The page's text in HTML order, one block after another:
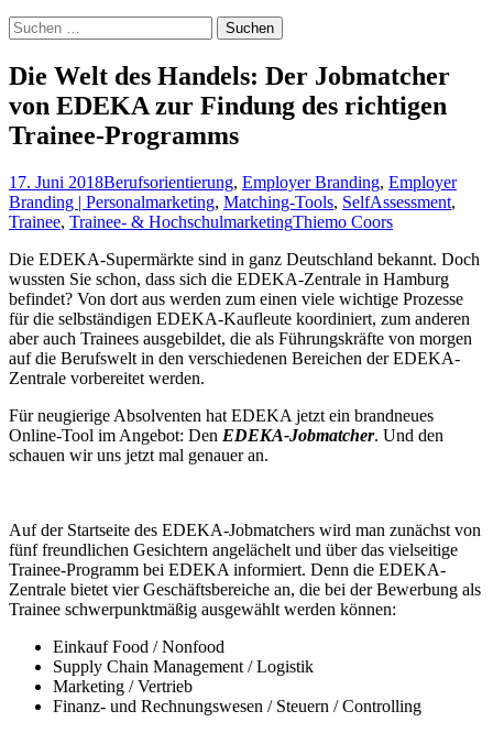
Suchen
nach:
Die Welt des Handels: Der Jobmatcher
von EDEKA zur Findung des richtigen
Trainee-Programms
17. Juni 2018Berufsorientierung, Employer Branding, Employer
Branding | Personalmarketing, Matching-Tools, SelfAssessment,
Trainee, Trainee- & HochschulmarketingThiemo Coors
Die EDEKA-Supermärkte sind in ganz Deutschland bekannt. Doch
wussten Sie schon, dass sich die EDEKA-Zentrale in Hamburg
befindet? Von dort aus werden zum einen viele wichtige Prozesse
für die selbständigen EDEKA-Kaufleute koordiniert, zum anderen
aber auch Trainees ausgebildet, die als Führungskräfte von morgen
auf die Berufswelt in den verschiedenen Bereichen der EDEKA-
Zentrale vorbereitet werden.
Für neugierige Absolventen hat EDEKA jetzt ein brandneues
Online-Tool im Angebot: Den EDEKA-Jobmatcher. Und den
schauen wir uns jetzt mal genauer an.
Auf der Startseite des EDEKA-Jobmatchers wird man zunächst von
fünf freundlichen Gesichtern angelächelt und über das vielseitige
Trainee-Programm bei EDEKA informiert. Denn die EDEKA-
Zentrale bietet vier Geschäftsbereiche an, die bei der Bewerbung als
Trainee schwerpunktmäßig ausgewählt werden können:
Einkauf Food / Nonfood
Supply Chain Management / Logistik
Marketing / Vertrieb
Finanz- und Rechnungswesen / Steuern / Controlling